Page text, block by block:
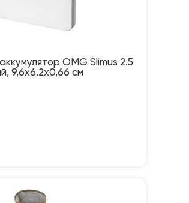
OMG Slimus 2.5
9,6х6.2х0,66 см